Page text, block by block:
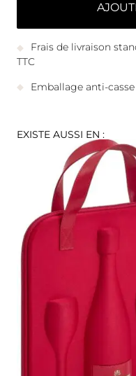
Frais de livraison
TTC
Emballage anti-
EXISTE AUSSI EN :